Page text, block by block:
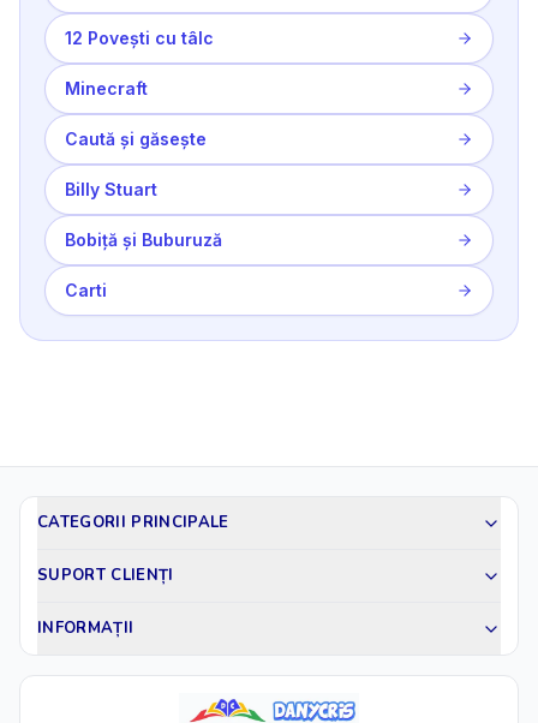
12 Povești cu tâlc
Minecraft
Caută și găsește
Billy Stuart
Bobiță și Buburuză
Carti
CATEGORII PRINCIPALE
SUPORT CLIENȚI
INFORMAȚII